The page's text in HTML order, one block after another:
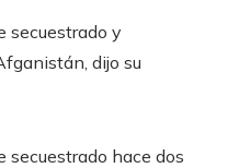
secuestrado y
dijo su
secuestrado hace dos